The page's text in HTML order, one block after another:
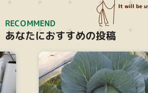
RECOMMEND
あなたにおすすめの投稿